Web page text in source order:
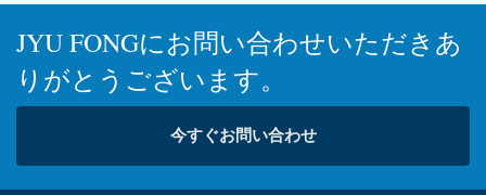
JYU FONGにお問い合わせいただきあ
りがとうございます。
今すぐお問い合わせ